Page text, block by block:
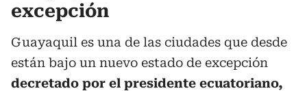
excepción
Guayaquil es una de las ciudades que desde
están bajo un nuevo estado de excepción
decretado por el presidente ecuatoriano,